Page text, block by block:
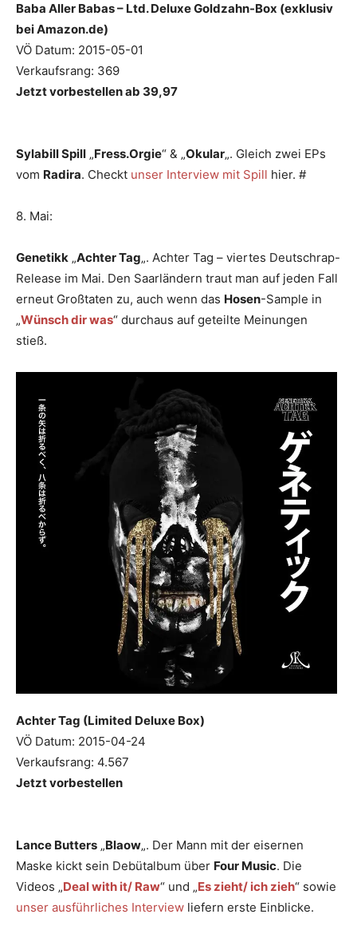
Baba Aller Babas – Ltd. Deluxe Goldzahn-Box (exklusiv
bei Amazon.de)
VÖ Datum: 2015-05-01
Verkaufsrang: 369
Jetzt vorbestellen ab 39,97
Sylabill Spill „Fress.Orgie“ & „Okular„. Gleich zwei EPs
vom Radira. Checkt unser Interview mit Spill hier. #
8. Mai:
Genetikk „Achter Tag„. Achter Tag – viertes Deutschrap-
Release im Mai. Den Saarländern traut man auf jeden Fall
erneut Großtaten zu, auch wenn das Hosen-Sample in
„Wünsch dir was“ durchaus auf geteilte Meinungen
stieß.
Achter Tag (Limited Deluxe Box)
VÖ Datum: 2015-04-24
Verkaufsrang: 4.567
Jetzt vorbestellen
Lance Butters „Blaow„. Der Mann mit der eisernen
Maske kickt sein Debütalbum über Four Music. Die
Videos „Deal with it/ Raw“ und „Es zieht/ ich zieh“ sowie
unser ausführliches Interview liefern erste Einblicke.